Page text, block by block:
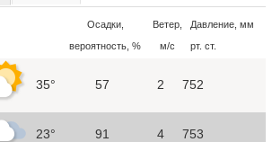
Осадки,
вероятность, %
Ветер,
м/с
Давление, мм
рт. ст.
35° 57 2 752
23° 91 4 753